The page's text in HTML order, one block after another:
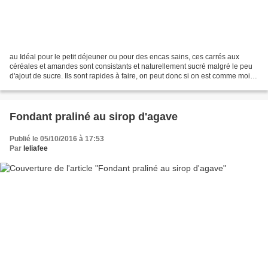
au Idéal pour le petit déjeuner ou pour des encas sains, ces carrés aux
céréales et amandes sont consistants et naturellement sucré malgré le peu
d'ajout de sucre. Ils sont rapides à faire, on peut donc si on est comme moi et
Fondant praliné au sirop d'agave
Publié le 05/10/2016 à 17:53
Par leliafee